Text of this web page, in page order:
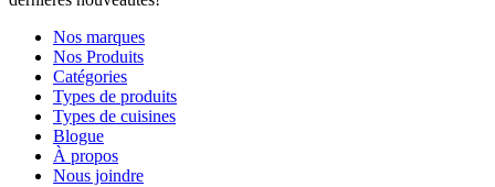
Nos marques
Nos Produits
Catégories
Types de produits
Types de cuisines
Blogue
À propos
Nous joindre